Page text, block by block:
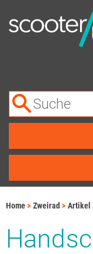
Home Zweirad Artikel